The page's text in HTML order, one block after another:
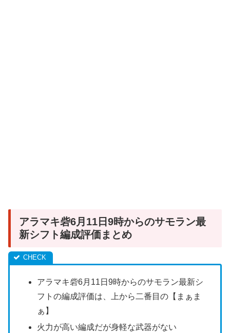
アラマキ砦6月11日9時からのサモラン最
新シフト編成評価まとめ
アラマキ砦6月11日9時からのサモラン最新シ
フトの編成評価は、上から二番目の【まぁま
ぁ】
火力が高い編成だが身軽な武器がない